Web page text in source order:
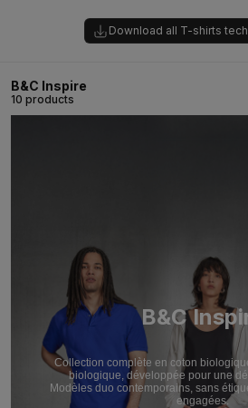
Download all T-shirts
B&C Inspire
10 products
B&C
Collection complète en coton
biologique, développée pour une
Modèles duo contemporains, sans
engagées.